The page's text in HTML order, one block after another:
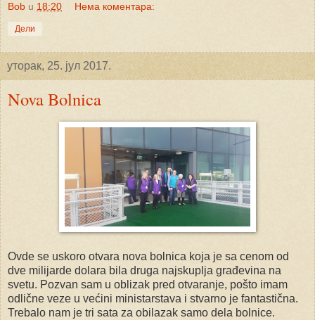
Bob u 18:20 Нема коментара:
Дели
уторак, 25. јул 2017.
Nova Bolnica
Ovde se uskoro otvara nova bolnica koja je sa cenom od
dve milijarde dolara bila druga najskuplja građevina na
svetu. Pozvan sam u oblizak pred otvaranje, pošto imam
odlične veze u većini ministarstava i stvarno je fantastična.
Trebalo nam je tri sata za obilazak samo dela bolnice.